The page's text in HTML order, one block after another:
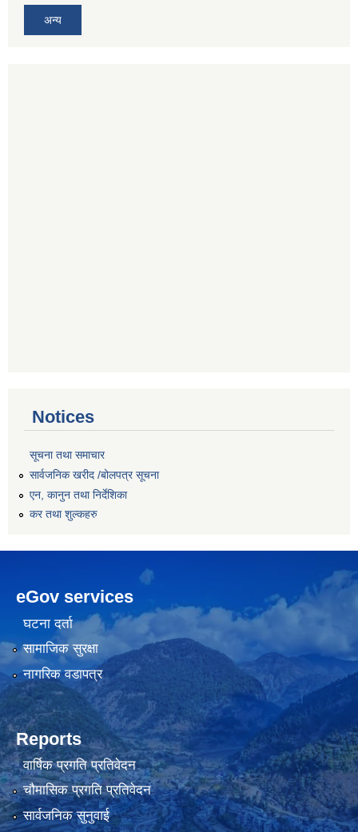
अन्य
Notices
सूचना तथा समाचार
सार्वजनिक खरीद /बोलपत्र सूचना
एन, कानुन तथा निर्देशिका
कर तथा शुल्कहरु
eGov services
घटना दर्ता
सामाजिक सुरक्षा
नागरिक वडापत्र
Reports
वार्षिक प्रगति प्रतिवेदन
चौमासिक प्रगति प्रतिवेदन
सार्वजनिक सुनुवाई